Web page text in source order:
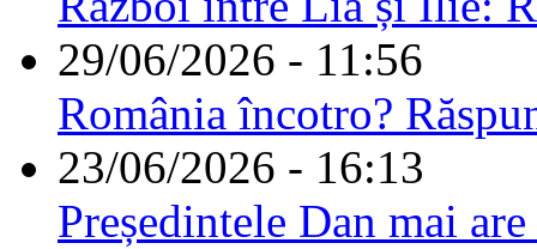
29/06/2026 - 11:56
România încotro?
23/06/2026 - 16:13
Președintele Dan mai